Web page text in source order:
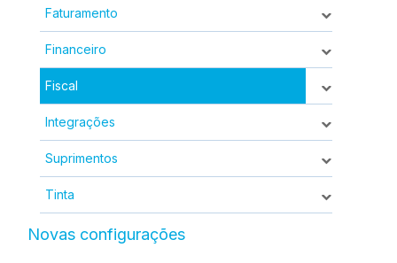
Faturamento
Financeiro
Fiscal
Integrações
Suprimentos
Tinta
Novas configurações